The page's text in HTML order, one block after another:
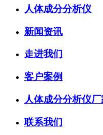
人体成分分析仪
新闻资讯
走进我们
客户案例
人体成分分析仪厂
联系我们